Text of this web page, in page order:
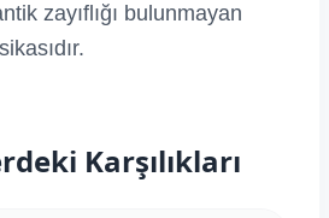
zayıflığı bulunmayan
Karşılıkları